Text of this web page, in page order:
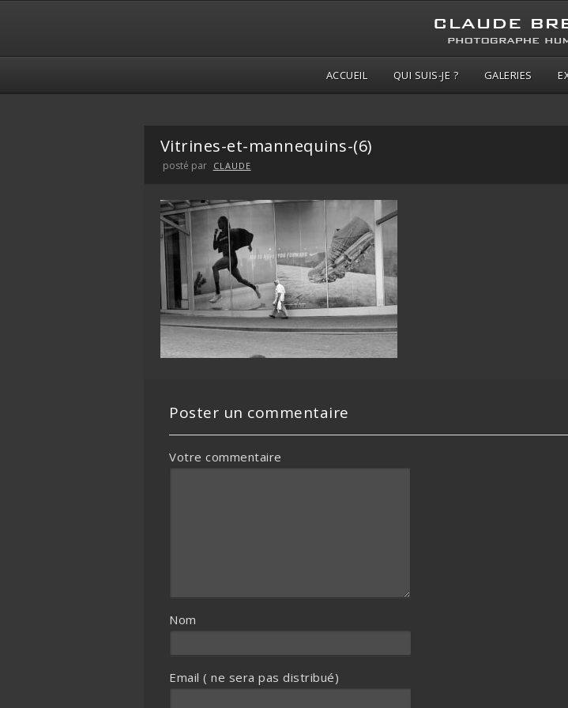
ACCUEIL QUI SUIS-JE ? GALERIES
Vitrines-et-mannequins-(6)
posté par CLAUDE
Poster un commentaire
Votre commentaire
Nom
Email ( ne sera pas distribué)